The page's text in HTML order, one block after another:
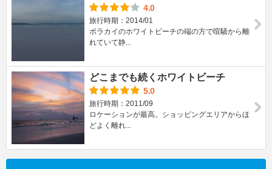
4.0
旅行時期：2014/01
ボラカイのホワイトビーチの端の方で喧騒から離
れていて静...
どこまでも続くホワイトビーチ
5.0
旅行時期：2011/09
ロケーションが最高。ショッピングエリアからほ
どよく離れ...